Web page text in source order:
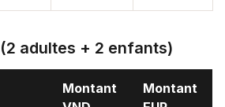
adultes + 2 enfants)
Montant
Montant